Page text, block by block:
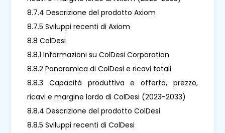
8.7.4 Descrizione del prodotto Axiom
8.7.5 Sviluppi recenti di Axiom
8.8 ColDesi
8.8.1 Informazioni su ColDesi Corporation
8.8.2 Panoramica di ColDesi e ricavi totali
8.8.3 Capacità produttiva e offerta, prezzo,
ricavi e margine lordo di ColDesi (2023-2033)
8.8.4 Descrizione del prodotto ColDesi
8.8.5 Sviluppi recenti di ColDesi